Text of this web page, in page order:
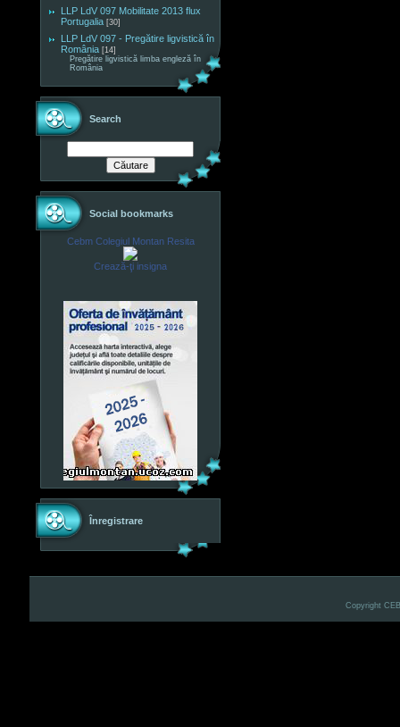
LLP LdV 097 Mobilitate 2013 flux
Portugalia [30]
LLP LdV 097 - Pregătire ligvistică în
România [14]
Pregătire ligvistică limba engleză în
România
Search
Social bookmarks
Cebm Colegiul Montan Resita
Crează-ţi insigna
Înregistrare
Copyright